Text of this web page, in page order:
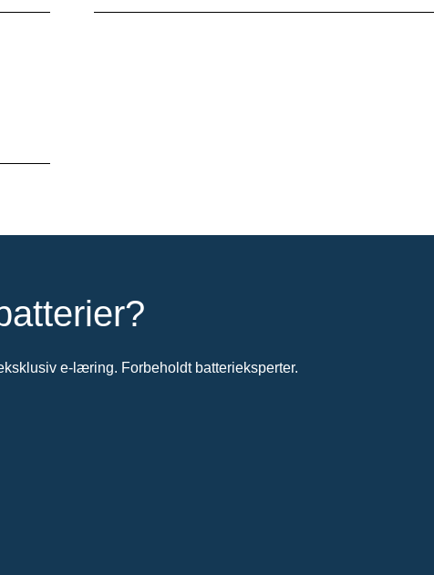
e-læring. Forbeholdt batterieksperter.